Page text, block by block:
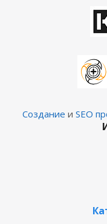
Создание и SEO